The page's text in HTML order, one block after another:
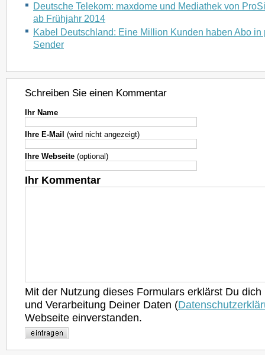
Deutsche Telekom: maxdome und Mediathek von
ab Frühjahr 2014
Kabel Deutschland: Eine Million Kunden haben Abo in
Sender
Schreiben Sie einen Kommentar
Ihr Name
Ihre E-Mail (wird nicht angezeigt)
Ihre Webseite (optional)
Ihr Kommentar
Mit der Nutzung dieses Formulars erklärst Du
und Verarbeitung Deiner Daten (
Webseite einverstanden.